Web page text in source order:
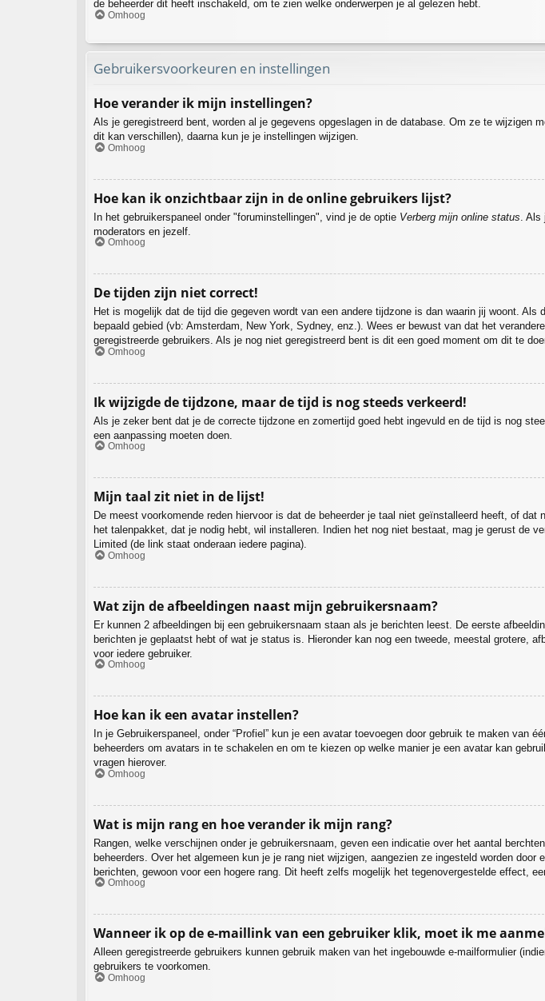
de beheerder dit heeft inschakeld, om te zien welke onderwerpen je al gelezen hebt.
Omhoog
Gebruikersvoorkeuren en instellingen
Hoe verander ik mijn instellingen?
Als je geregistreerd bent, worden al je gegevens opgeslagen in de database. Om ze te wijzigen
dit kan verschillen), daarna kun je je instellingen wijzigen.
Omhoog
Hoe kan ik onzichtbaar zijn in de online gebruikers lijst?
In het gebruikerspaneel onder "foruminstellingen", vind je de optie Verberg mijn online status .
moderators en jezelf.
Omhoog
De tijden zijn niet correct!
Het is mogelijk dat de tijd die gegeven wordt van een andere tijdzone is dan waarin jij woont.
bepaald gebied (vb: Amsterdam, New York, Sydney, enz.). Wees er bewust van dat het
geregistreerde gebruikers. Als je nog niet geregistreerd bent is dit een goed moment om dit te
Omhoog
Ik wijzigde de tijdzone, maar de tijd is nog steeds verkeerd!
Als je zeker bent dat je de correcte tijdzone en zomertijd goed hebt ingevuld en de tijd is nog
een aanpassing moeten doen.
Omhoog
Mijn taal zit niet in de lijst!
De meest voorkomende reden hiervoor is dat de beheerder je taal niet geïnstalleerd heeft, of
het talenpakket, dat je nodig hebt, wil installeren. Indien het nog niet bestaat, mag je gerust de
Limited (de link staat onderaan iedere pagina).
Omhoog
Wat zijn de afbeeldingen naast mijn gebruikersnaam?
Er kunnen 2 afbeeldingen bij een gebruikersnaam staan als je berichten leest. De eerste
berichten je geplaatst hebt of wat je status is. Hieronder kan nog een tweede, meestal grotere,
voor iedere gebruiker.
Omhoog
Hoe kan ik een avatar instellen?
In je Gebruikerspaneel, onder “Profiel” kun je een avatar toevoegen door gebruik te maken
beheerders om avatars in te schakelen en om te kiezen op welke manier je een avatar kan
vragen hierover.
Omhoog
Wat is mijn rang en hoe verander ik mijn rang?
Rangen, welke verschijnen onder je gebruikersnaam, geven een indicatie over het aantal
beheerders. Over het algemeen kun je je rang niet wijzigen, aangezien ze ingesteld worden
berichten, gewoon voor een hogere rang. Dit heeft zelfs mogelijk het tegenovergestelde effect,
Omhoog
Wanneer ik op de e-maillink van een gebruiker klik, moet ik me
Alleen geregistreerde gebruikers kunnen gebruik maken van het ingebouwde e-mailformulier
gebruikers te voorkomen.
Omhoog